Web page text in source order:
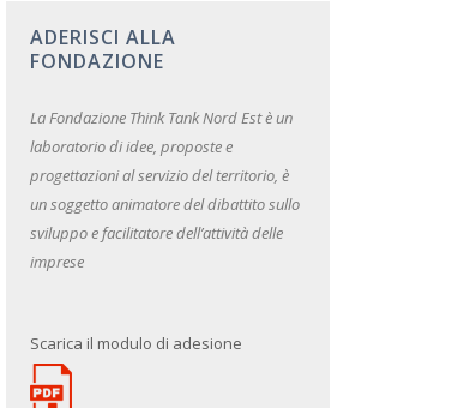
ADERISCI ALLA
FONDAZIONE
La Fondazione Think Tank Nord Est è un
laboratorio di idee, proposte e
progettazioni al servizio del territorio, è
un soggetto animatore del dibattito sullo
sviluppo e facilitatore dell’attività delle
imprese
Scarica il modulo di adesione